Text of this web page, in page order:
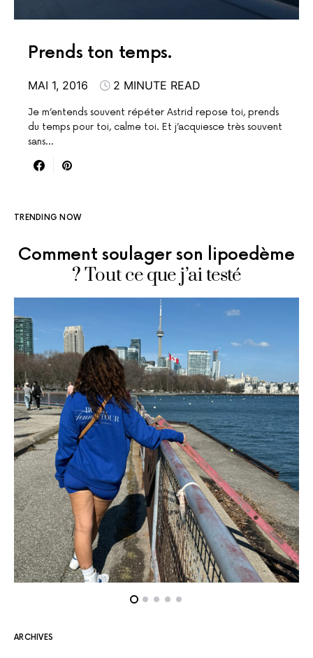
Prends ton temps.
MAI 1, 2016 2 MINUTE READ
Je m’entends souvent répéter Astrid repose toi, prends
du temps pour toi, calme toi. Et j’acquiesce très souvent
sans…
TRENDING NOW
Comment soulager son lipoedème
? Tout ce que j’ai testé
ARCHIVES